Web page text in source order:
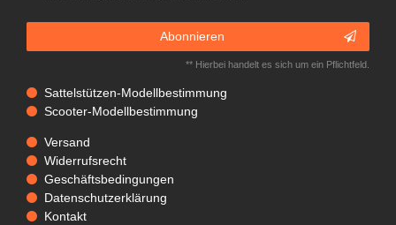
Abonnieren
** Hierbei handelt es sich um ein Pflichtfeld.
Sattelstützen-Modellbestimmung
Scooter-Modellbestimmung
Versand
Widerrufsrecht
Geschäftsbedingungen
Datenschutzerklärung
Kontakt